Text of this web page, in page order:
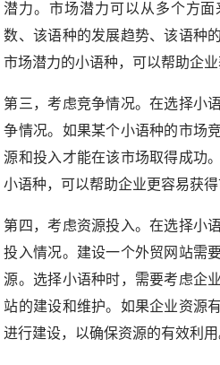
潜力。市场潜力可以从多个方
数、该语种的发展趋势、该语种
市场潜力的小语种，可以帮助企业
第三，考虑竞争情况。在选择小
争情况。如果某个小语种的市场
源和投入才能在该市场取得成功
小语种，可以帮助企业更容易获得
第四，考虑资源投入。在选择小
投入情况。建设一个外贸网站需
源。选择小语种时，需要考虑企
站的建设和维护。如果企业资源
进行建设，以确保资源的有效利用